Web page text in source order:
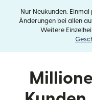
Nur Neukunden.
Änderungen bei allen
Weitere